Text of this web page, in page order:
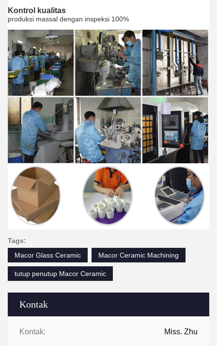
Kontak
Kontak: Miss. Zhu
Kontrol kualitas
produksi massal dengan inspeksi 100%
Tags:
Macor Glass Ceramic
Macor Ceramic Machining
tutup penutup Macor Ceramic